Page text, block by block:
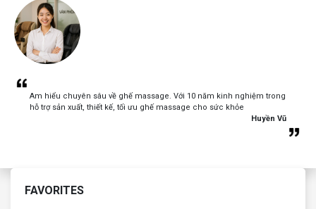
Am hiểu chuyên sâu về ghế massage. Với 10 năm kinh nghiệm trong
hỗ trợ sản xuất, thiết kế, tối ưu ghế massage cho sức khỏe
Huyền Vũ
FAVORITES